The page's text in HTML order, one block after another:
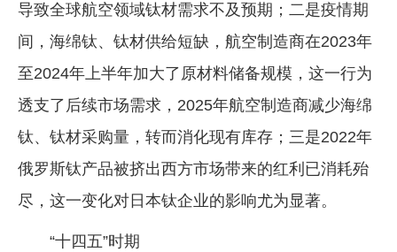
导致全球航空领域钛材需求不及预期；二是疫情期
间，海绵钛、钛材供给短缺，航空制造商在2023年
至2024年上半年加大了原材料储备规模，这一行为
透支了后续市场需求，2025年航空制造商减少海绵
钛、钛材采购量，转而消化现有库存；三是2022年
俄罗斯钛产品被挤出西方市场带来的红利已消耗殆
尽，这一变化对日本钛企业的影响尤为显著。
“十四五”时期